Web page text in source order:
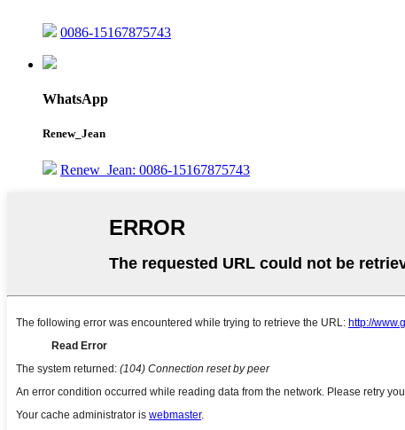
0086-15167875743
WhatsApp
Renew_Jean
Renew_Jean: 0086-15167875743